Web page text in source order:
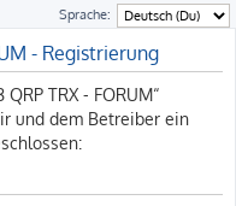
Sprache:
- Registrierung
TRX - FORUM“
und dem Betreiber ein